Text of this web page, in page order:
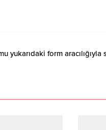
yukarıdaki form